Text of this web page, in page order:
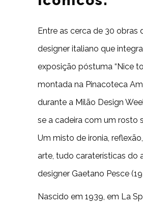
Entre as cerca de 30 obras
designer italiano que
exposição póstuma “Nice to
montada na Pinacoteca
durante a Milão Design
se a cadeira com um rosto
Um misto de ironia,
arte, tudo caraterísticas do
designer Gaetano Pesce
Nascido em 1939, em La